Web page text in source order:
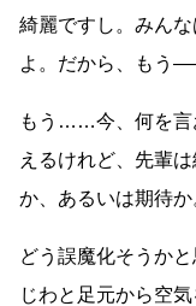
綺麗ですし。みん
よ。だから、もう
もう ……今、何を
えるけれど、先輩
か、あるいは期待か
どう誤魔化そうか
じわと足元から空